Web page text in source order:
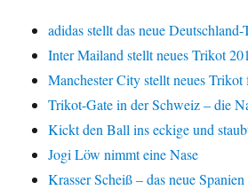
adidas stellt das neue
Inter Mailand stellt neues Trikot
Manchester City stellt neues
Trikot-Gate in der Schweiz – die
Kickt den Ball ins eckige und
Jogi Löw nimmt eine Nase
Krasser Scheiß – das neue